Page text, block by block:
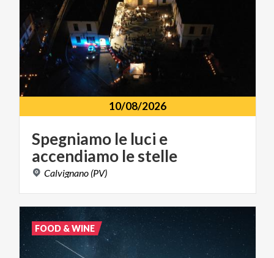
10/08/2026
Spegniamo le luci e
accendiamo lestelle
Calvignano (PV)
FOOD & WINE